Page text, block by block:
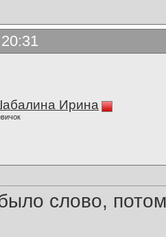
Ирина
слово,